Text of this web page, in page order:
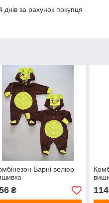
за рахунок покупця
Барні велюр
₴ 114